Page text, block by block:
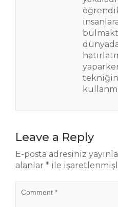
Leave a Reply
E-posta adresiniz
alanlar * ile